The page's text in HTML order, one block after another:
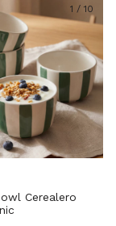
1 / 10
Cerealero